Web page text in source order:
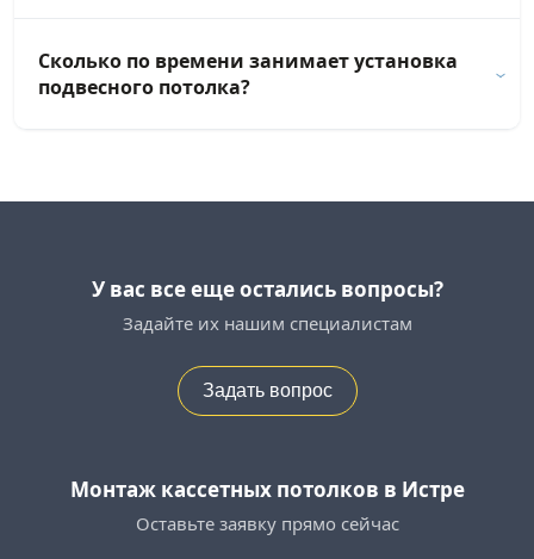
Сколько по времени занимает установка
подвесного потолка?
У вас все еще остались вопросы?
Задайте их нашим специалистам
Задать вопрос
Монтаж кассетных потолков в Истре
Оставьте заявку прямо сейчас